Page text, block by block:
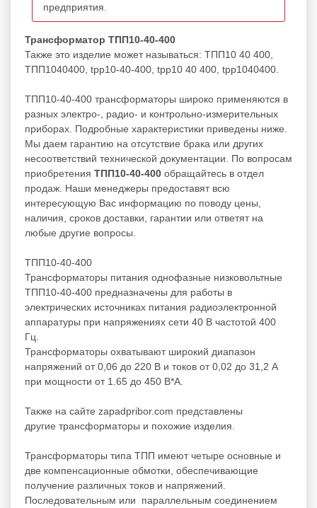
предприятия.
Трансформатор ТПП10-40-400
Также это изделие может называться: ТПП10 40 400,
ТПП1040400, tpp10-40-400, tpp10 40 400, tpp1040400.
ТПП10-40-400 трансформаторы широко применяются в
разных электро-, радио- и контрольно-измерительных
приборах. Подробные характеристики приведены ниже.
Мы даем гарантию на отсутствие брака или других
несоответствий технической документации. По вопросам
приобретения ТПП10-40-400 обращайтесь в отдел
продаж. Наши менеджеры предоставят всю
интересующую Вас информацию по поводу цены,
наличия, сроков доставки, гарантии или ответят на
любые другие вопросы.
ТПП10-40-400
Трансформаторы питания однофазные низковольтные
ТПП10-40-400 предназначены для работы в
электрических источниках питания радиоэлектронной
аппаратуры при напряжениях сети 40 В частотой 400
Гц.
Трансформаторы охватывают широкий диапазон
напряжений от 0,06 до 220 В и токов от 0,02 до 31,2 А
при мощности от 1.65 до 450 В*А.
Также на сайте zapadpribor.com представлены
другие трансформаторы и похожие изделия.
Трансформаторы типа ТПП имеют четыре основные и
две компенсационные обмотки, обеспечивающие
получение различных токов и напряжений.
Последовательным или параллельным соединением